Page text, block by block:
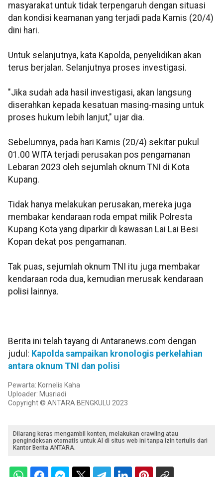
masyarakat untuk tidak terpengaruh dengan situasi
dan kondisi keamanan yang terjadi pada Kamis (20/4)
dini hari.
Untuk selanjutnya, kata Kapolda, penyelidikan akan
terus berjalan. Selanjutnya proses investigasi.
"Jika sudah ada hasil investigasi, akan langsung
diserahkan kepada kesatuan masing-masing untuk
proses hukum lebih lanjut," ujar dia.
Sebelumnya, pada hari Kamis (20/4) sekitar pukul
01.00 WITA terjadi perusakan pos pengamanan
Lebaran 2023 oleh sejumlah oknum TNI di Kota
Kupang.
Tidak hanya melakukan perusakan, mereka juga
membakar kendaraan roda empat milik Polresta
Kupang Kota yang diparkir di kawasan Lai Lai Besi
Kopan dekat pos pengamanan.
Tak puas, sejumlah oknum TNI itu juga membakar
kendaraan roda dua, kemudian merusak kendaraan
polisi lainnya.
Berita ini telah tayang di Antaranews.com dengan
judul: Kapolda sampaikan kronologis perkelahian
antara oknum TNI dan polisi
Pewarta: Kornelis Kaha
Uploader: Musriadi
Copyright © ANTARA BENGKULU 2023
Dilarang keras mengambil konten, melakukan crawling atau
pengindeksan otomatis untuk AI di situs web ini tanpa izin tertulis dari
Kantor Berita ANTARA.